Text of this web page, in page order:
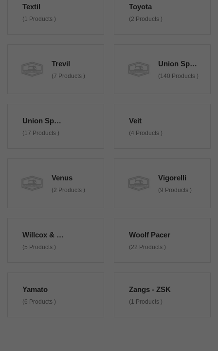
Textil
(1 Products )
Toyota
(2 Products )
Trevil
(7 Products )
Union Special
(140 Products )
Union Special Non Originali
(17 Products )
Veit
(4 Products )
Venus
(2 Products )
Vigorelli
(9 Products )
Willcox & Gibbs
(5 Products )
Woolf Pacer
(22 Products )
Yamato
(6 Products )
Zangs - ZSK
(1 Products )